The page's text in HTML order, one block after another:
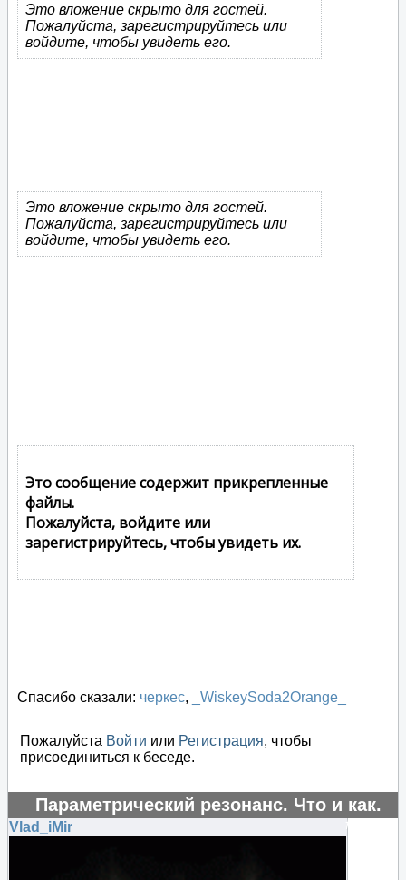
Это вложение скрыто для гостей.
Пожалуйста, зарегистрируйтесь или
войдите, чтобы увидеть его.
Это вложение скрыто для гостей.
Пожалуйста, зарегистрируйтесь или
войдите, чтобы увидеть его.
Это сообщение содержит прикрепленные
файлы.
Пожалуйста, войдите или
зарегистрируйтесь, чтобы увидеть их.
Спасибо сказали: черкес, _WiskeySoda2Orange_
Пожалуйста Войти или Регистрация, чтобы
присоединиться к беседе.
Параметрический резонанс. Что и как.
#16143
Vlad_iMir